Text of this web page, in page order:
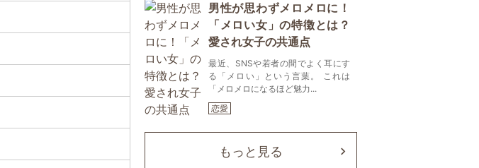
男性が思わずメロメロに！
「メロい女」の特徴とは？
愛され女子の共通点
最近、SNSや若者の間でよく耳にす
る「メロい」という言葉。 これは
「メロメロになるほど魅力...
恋愛
もっと見る